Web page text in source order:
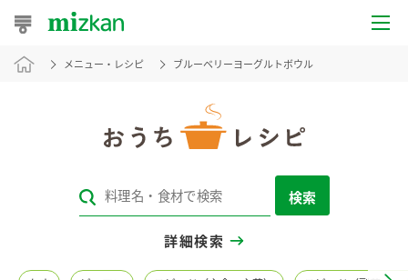
おうちレシピ
レシピカテゴリ一覧
メニュー・レシピ ブルーベリーヨーグルトボウル
検索
詳細検索